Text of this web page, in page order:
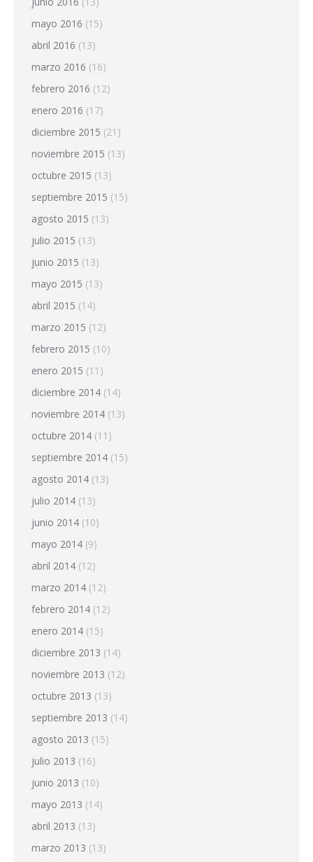
mayo 2016 (15)
abril 2016 (13)
marzo 2016 (16)
febrero 2016 (12)
enero 2016 (17)
diciembre 2015 (21)
noviembre 2015 (13)
octubre 2015 (13)
septiembre 2015 (15)
agosto 2015 (13)
julio 2015 (13)
junio 2015 (13)
mayo 2015 (13)
abril 2015 (14)
marzo 2015 (12)
febrero 2015 (10)
enero 2015 (11)
diciembre 2014 (14)
noviembre 2014 (13)
octubre 2014 (11)
septiembre 2014 (15)
agosto 2014 (13)
julio 2014 (13)
junio 2014 (10)
mayo 2014 (9)
abril 2014 (12)
marzo 2014 (12)
febrero 2014 (12)
enero 2014 (15)
diciembre 2013 (14)
noviembre 2013 (12)
octubre 2013 (13)
septiembre 2013 (14)
agosto 2013 (15)
julio 2013 (16)
junio 2013 (10)
mayo 2013 (14)
abril 2013 (13)
marzo 2013 (13)